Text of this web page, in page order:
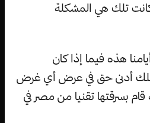
تلك هي المشكلة
هذه فيما إذا كان
أدنى حق في عرض أي غرض
قام بسرقتها تقنيا من مصر في